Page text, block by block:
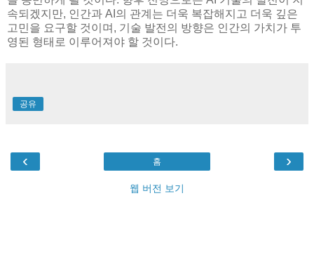
속되겠지만, 인간과 AI의 관계는 더욱 복잡해지고 더욱 깊은
고민을 요구할 것이며, 기술 발전의 방향은 인간의 가치가 투
영된 형태로 이루어져야 할 것이다.
공유
‹ ›
홈
웹 버전 보기